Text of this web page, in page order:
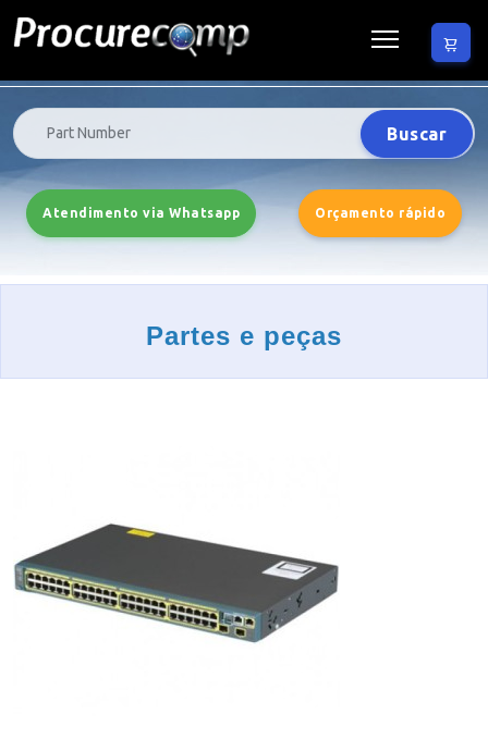
Buscar
Atendimento via Whatsapp Orçamento rápido
Partes e peças